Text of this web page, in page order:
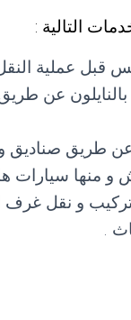
التالية :
قبل عملية النقل
بالنايلون عن
طريق صناديق
منها سيارات
و نقل غرف
.